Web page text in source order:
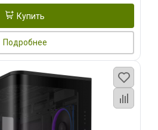
Купить
Подробнее